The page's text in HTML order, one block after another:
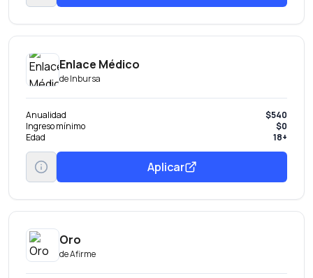
Enlace Médico
deInbursa
Anualidad
$540
Ingreso mínimo
$0
Edad
18+
Aplicar
Oro
deAfirme